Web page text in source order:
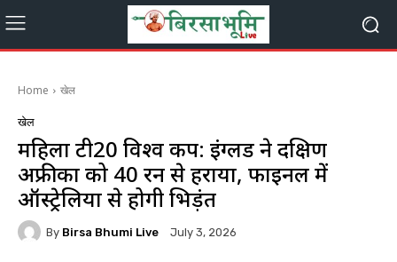
Home खेल
खेल
महिला टी20 विश्व कप: इंग्लैंड ने दक्षिण
अफ्रीका को 40 रन से हराया, फाइनल में
ऑस्ट्रेलिया से होगी भिड़ंत
By Birsa Bhumi Live July 3, 2026